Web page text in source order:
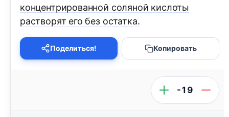
концентрированной соляной кислоты
растворят его без остатка.
Поделиться! Копировать
-19